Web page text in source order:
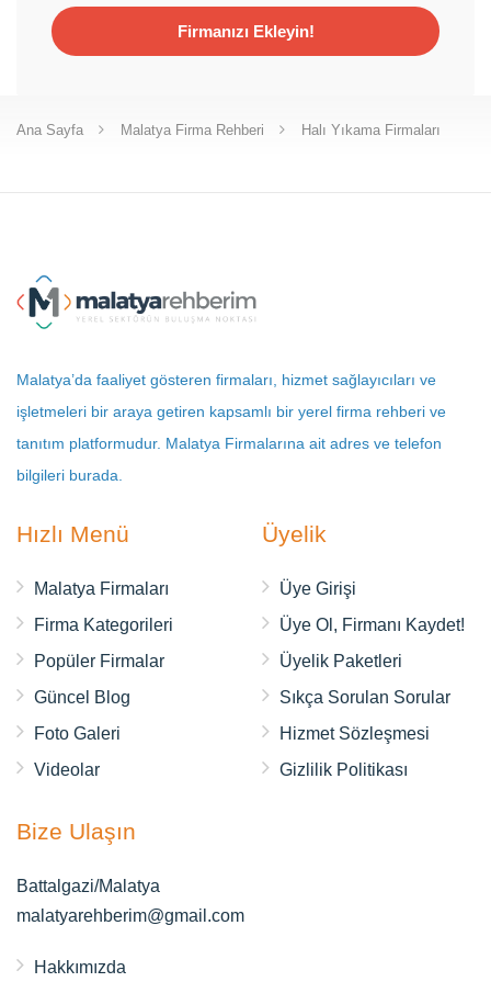
Firmanızı Ekleyin!
Ana Sayfa Malatya Firma Rehberi Halı Yıkama Firmaları
Malatya’da faaliyet gösteren firmaları, hizmet sağlayıcıları ve
işletmeleri bir araya getiren kapsamlı bir yerel firma rehberi ve
tanıtım platformudur. Malatya Firmalarına ait adres ve telefon
bilgileri burada.
Hızlı Menü
Malatya Firmaları
Firma Kategorileri
Popüler Firmalar
Güncel Blog
Foto Galeri
Videolar
Üyelik
Üye Girişi
Üye Ol, Firmanı Kaydet!
Üyelik Paketleri
Sıkça Sorulan Sorular
Hizmet Sözleşmesi
Gizlilik Politikası
Bize Ulaşın
Battalgazi/Malatya
malatyarehberim@gmail.com
Hakkımızda